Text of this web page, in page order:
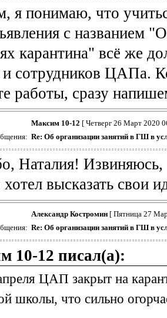
я понимаю, что
с названием
карантина" всё же
сотрудников ЦАПа.
работы, сразу
Максим 10-12 [ Четверг 26 Март 2020
Re: Об организации занятий в ГШ в
Наталия!
высказать свои
Александр Костромин[ Пятница 27
Re: Об организации занятий в ГШ в
10-12 писал(а):
ЦАП закрыт на
школы, что сильно